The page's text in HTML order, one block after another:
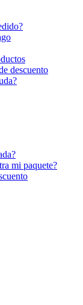
descuento
mi paquete?